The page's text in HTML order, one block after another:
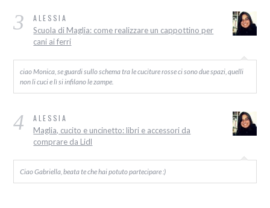
3 ALESSIA
Scuola di Maglia: come realizzare un cappottino per
cani ai ferri
ciao Monica, se guardi sullo schema tra le cuciture rosse ci sono due spazi, quelli
non li cuci e lì si infilano le zampe.
4 ALESSIA
Maglia, cucito e uncinetto: libri e accessori da
comprare da Lidl
Ciao Gabriella, beata te che hai potuto partecipare :)